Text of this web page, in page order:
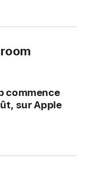
commence
sur Apple